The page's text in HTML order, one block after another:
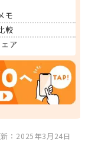
モ
較
ア
：2025年3月24日